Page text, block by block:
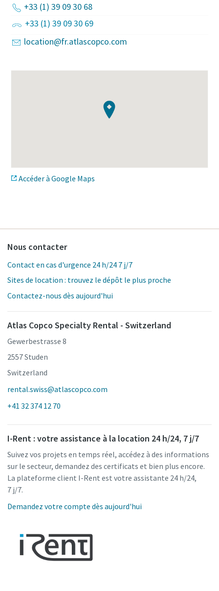
+33 (1) 39 09 30 68
+33 (1) 39 09 30 69
location@fr.atlascopco.com
Accéder à Google Maps
Nous contacter
Contact en cas d'urgence 24 h/24 7 j/7
Sites de location : trouvez le dépôt le plus proche
Contactez-nous dès aujourd'hui
Atlas Copco Specialty Rental - Switzerland
Gewerbestrasse 8
2557 Studen
Switzerland
rental.swiss@atlascopco.com
+41 32 374 12 70
I-Rent : votre assistance à la location 24 h/24, 7 j/7
Suivez vos projets en temps réel, accédez à des informations
sur le secteur, demandez des certificats et bien plus encore.
La plateforme client I-Rent est votre assistante 24 h/24,
7 j/7.
Demandez votre compte dès aujourd'hui